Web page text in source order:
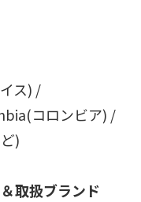
ス) /
コロンビア) /
)
取扱ブランド